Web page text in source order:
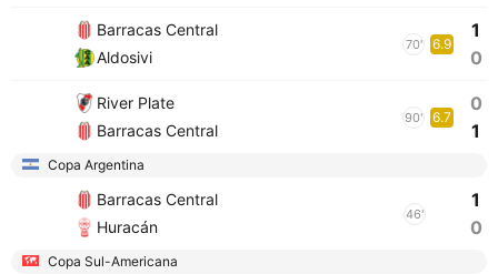
Barracas Central
Aldosivi
70' 6.9
1
0
River Plate
Barracas Central
90' 6.7
0
1
Copa Argentina
Barracas Central
Huracán
46'
1
0
Copa Sul-Americana